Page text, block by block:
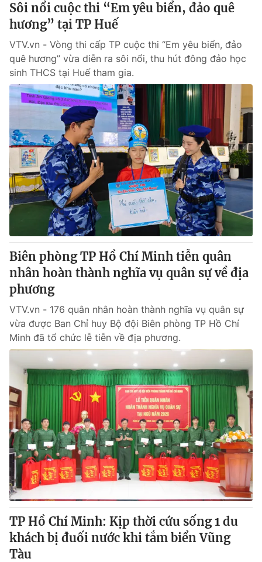
Sôi nổi cuộc thi “Em yêu biển, đảo quê
hương” tại TP Huế
VTV.vn - Vòng thi cấp TP cuộc thi “Em yêu biển, đảo
quê hương” vừa diễn ra sôi nổi, thu hút đông đảo học
sinh THCS tại Huế tham gia.
Biên phòng TP Hồ Chí Minh tiễn quân
nhân hoàn thành nghĩa vụ quân sự về địa
phương
VTV.vn - 176 quân nhân hoàn thành nghĩa vụ quân sự
vừa được Ban Chỉ huy Bộ đội Biên phòng TP Hồ Chí
Minh đã tổ chức lễ tiễn về địa phương.
TP Hồ Chí Minh: Kịp thời cứu sống 1 du
khách bị đuối nước khi tắm biển Vũng
Tàu